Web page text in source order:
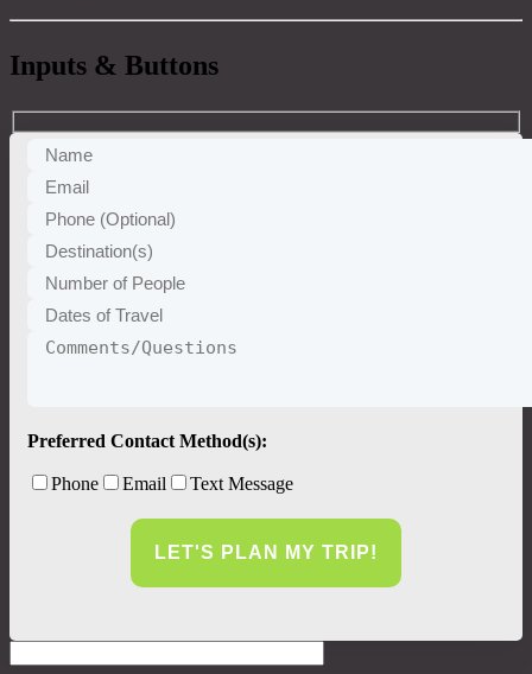
Inputs & Buttons
Preferred Contact Method(s):
Phone Email Text Message